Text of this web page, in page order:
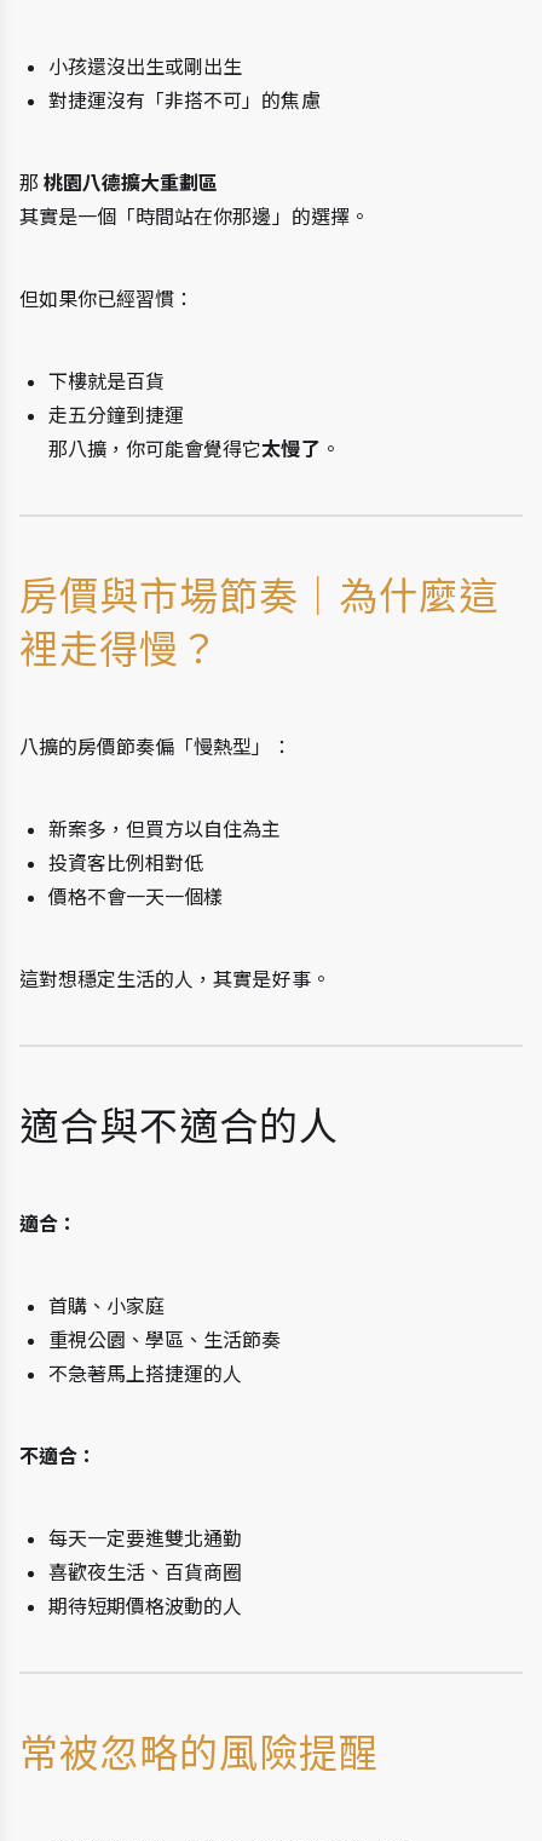
小孩還沒出生或剛出生
對捷運沒有「非搭不可」的焦慮
那 桃園八德擴大重劃區
其實是一個「時間站在你那邊」的選擇。
但如果你已經習慣：
下樓就是百貨
走五分鐘到捷運
那八擴，你可能會覺得它太慢了 。
房價與市場節奏｜為什麼這
裡走得慢？
八擴的房價節奏偏「慢熱型」：
新案多，但買方以自住為主
投資客比例相對低
價格不會一天一個樣
這對想穩定生活的人，其實是好事。
適合與不適合的人
適合：
首購、小家庭
重視公園、學區、生活節奏
不急著馬上搭捷運的人
不適合：
每天一定要進雙北通勤
喜歡夜生活、百貨商圈
期待短期價格波動的人
常被忽略的風險提醒